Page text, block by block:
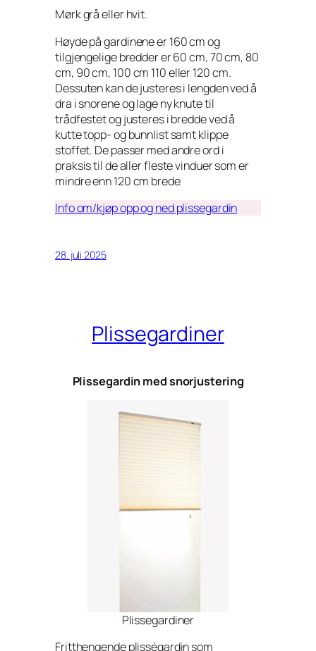
Mørk grå eller hvit.
Høyde på gardinene er 160 cm og
tilgjengelige bredder er 60 cm, 70 cm, 80
cm, 90 cm, 100 cm 110 eller 120 cm.
Dessuten kan de justeres i lengden ved å
dra i snorene og lage ny knute til
trådfestet og justeres i bredde ved å
kutte topp- og bunnlist samt klippe
stoffet. De passer med andre ord i
praksis til de aller fleste vinduer som er
mindre enn 120 cm brede
Info om/kjøp opp og ned plissegardin
28. juli 2025
Plissegardiner
Plissegardin med snorjustering
Plissegardiner
Fritthengende plisségardin som